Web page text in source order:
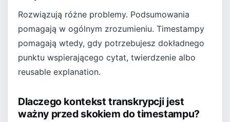
Rozwiązują różne problemy. Podsumowania
pomagają w ogólnym zrozumieniu. Timestampy
pomagają wtedy, gdy potrzebujesz dokładnego
punktu wspierającego cytat, twierdzenie albo
reusable explanation.
Dlaczego kontekst transkrypcji jest
ważny przed skokiem do timestampu?